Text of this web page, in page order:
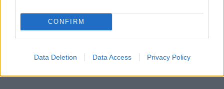
CONFIRM
Data Deletion Data Access Privacy Policy